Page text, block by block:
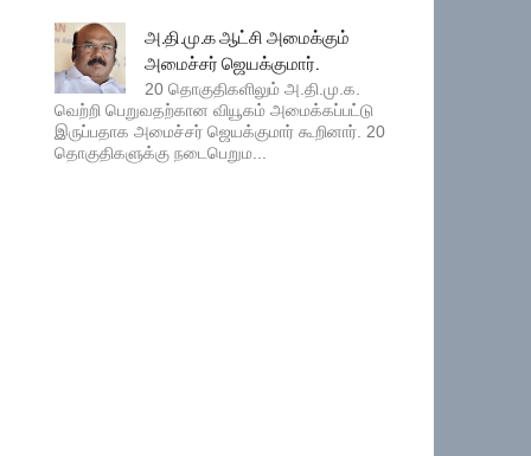
அ.தி.மு.க ஆட்சி அமைக்கும்
அமைச்சர் ஜெயக்குமார்.
20 தொகுதிகளிலும் அ.தி.மு.க.
வெற்றி பெறுவதற்கான வியூகம் அமைக்கப்பட்டு
இருப்பதாக அமைச்சர் ஜெயக்குமார் கூறினார். 20
தொகுதிகளுக்கு நடைபெறும...